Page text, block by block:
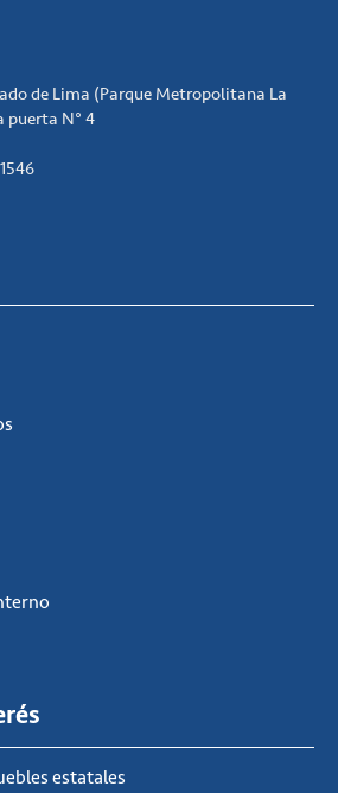
de Lima (Parque Metropolitana La
puerta N° 4
estatales